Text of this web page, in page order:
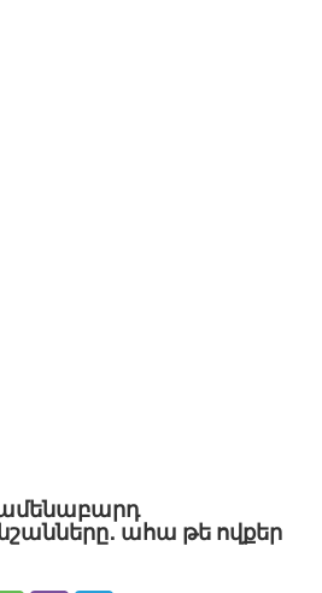
ահա թե ովքեր